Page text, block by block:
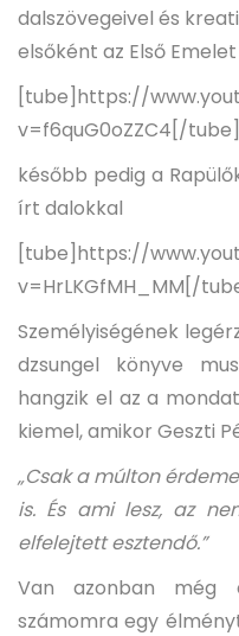
dalszövegeivel és
elsőként az Első
[tube]https://
v=f6quG0oZZC4[/tube]
később pedig a
írt dalokkal
[tube]https://
v=HrLKGfMH_MM[/
Személyiségének
dzsungel könyve
hangzik el az a
kiemel, amikor Geszti
„Csak a múlton
is. És ami lesz, az
elfelejtett esztendő.”
Van azonban még
számomra egy